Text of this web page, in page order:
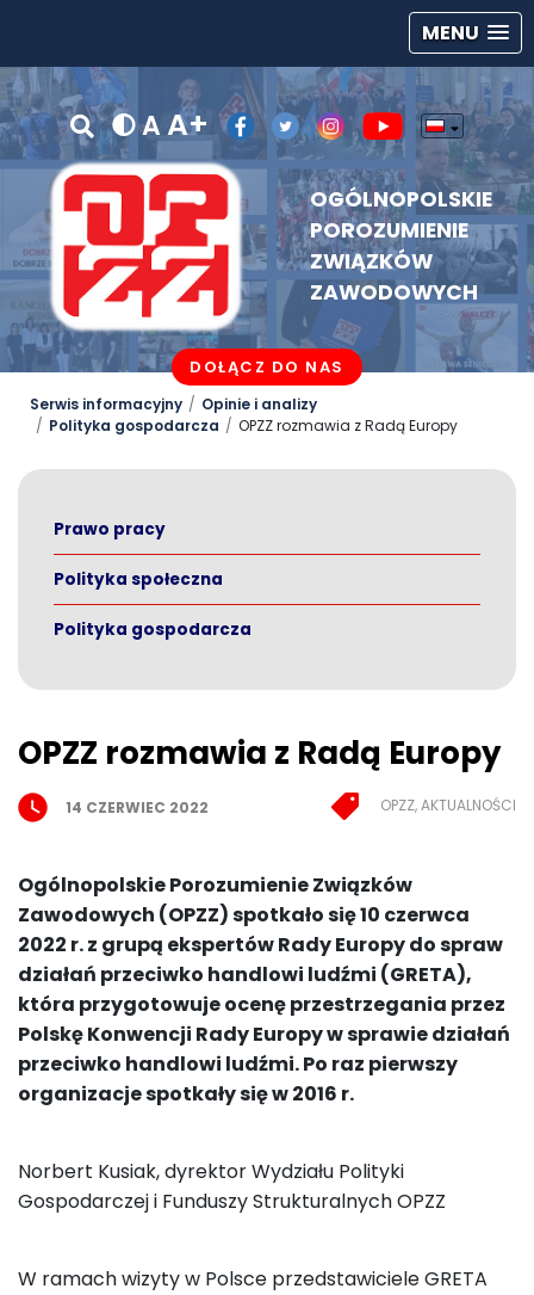
MENU
A A+
OGÓLNOPOLSKIE
POROZUMIENIE
ZWIĄZKÓW
ZAWODOWYCH
DOŁĄCZ DO NAS
Serwis informacyjny
Opinie i analizy
Polityka gospodarcza
OPZZ rozmawia z Radą Europy
Prawo pracy
Polityka społeczna
Polityka gospodarcza
OPZZ rozmawia z Radą Europy
14 CZERWIEC 2022 OPZZ, AKTUALNOŚCI
Ogólnopolskie Porozumienie Związków
Zawodowych (OPZZ) spotkało się 10 czerwca
2022 r. z grupą ekspertów Rady Europy do spraw
działań przeciwko handlowi ludźmi (GRETA),
która przygotowuje ocenę przestrzegania przez
Polskę Konwencji Rady Europy w sprawie działań
przeciwko handlowi ludźmi. Po raz pierwszy
organizacje spotkały się w 2016 r.
Norbert Kusiak, dyrektor Wydziału Polityki
Gospodarczej i Funduszy Strukturalnych OPZZ
W ramach wizyty w Polsce przedstawiciele GRETA